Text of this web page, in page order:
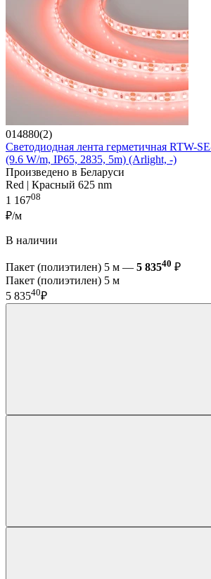
014880(2)
Светодиодная лента герметичная RTW-
(9.6 W/m, IP65, 2835, 5m) (Arlight, -)
Произведено в Беларуси
Red | Красный 625 nm
1 16708
₽/м
В наличии
Пакет (полиэтилен) 5 м — 5 83540 ₽
Пакет (полиэтилен) 5 м
5 83540₽